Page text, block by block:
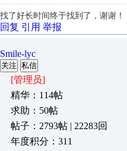
找了好长时间终于找到了，谢谢！
回复 引用 举报
Smile-lyc
关注 私信
[管理员]
精华：114帖
求助：50帖
帖子：2793帖 | 22283回
年度积分：311